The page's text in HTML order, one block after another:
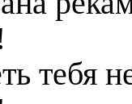
тебя